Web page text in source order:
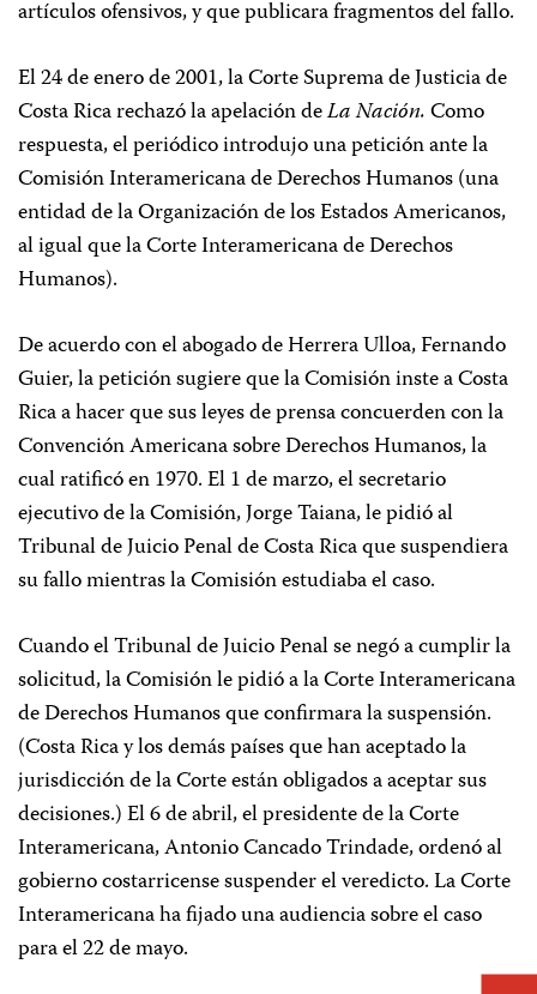
artículos ofensivos, y que publicara fragmentos del fallo.
El 24 de enero de 2001, la Corte Suprema de Justicia de
Costa Rica rechazó la apelación deLa Nación.Como
respuesta, el periódico introdujo una petición ante la
Comisión Interamericana de Derechos Humanos (una
entidad de la Organización de los Estados Americanos,
al igual que la Corte Interamericana de Derechos
Humanos).
De acuerdo con el abogado de Herrera Ulloa, Fernando
Guier, la petición sugiere que la Comisión inste a Costa
Rica a hacer que sus leyes de prensa concuerden con la
Convención Americana sobre Derechos Humanos, la
cual ratificó en 1970. El 1 de marzo, el secretario
ejecutivo de la Comisión, Jorge Taiana, le pidió al
Tribunal de Juicio Penal de Costa Rica que suspendiera
su fallo mientras la Comisión estudiaba el caso.
Cuando el Tribunal de Juicio Penal se negó a cumplir la
solicitud, la Comisión le pidió a la Corte Interamericana
de Derechos Humanos que confirmara la suspensión.
(Costa Rica y los demás países que han aceptado la
jurisdicción de la Corte están obligados a aceptar sus
decisiones.) El 6 de abril, el presidente de la Corte
Interamericana, Antonio Cancado Trindade, ordenó al
gobierno costarricense suspender el veredicto. La Corte
Interamericana ha fijado una audiencia sobre el caso
para el 22 de mayo.